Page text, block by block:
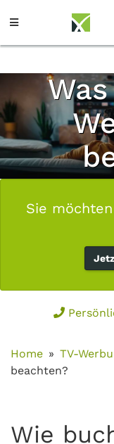
Sie
Home TV-
beachten?
Wie